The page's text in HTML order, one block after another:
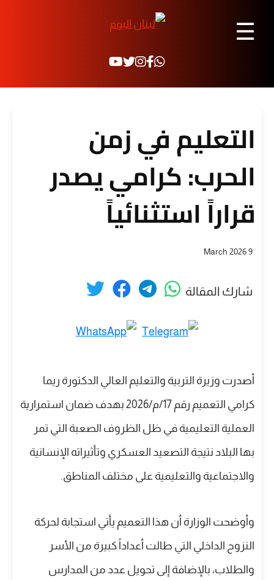
☰
التعليم في زمن
الحرب: كرامي يصدر
قراراً استثنائياً
9 March 2026
شارك المقالة
أصدرت وزيرة التربية والتعليم العالي الدكتورة ريما
كرامي التعميم رقم 17/م/2026 بهدف ضمان استمرارية
العملية التعليمية في ظل الظروف الصعبة التي تمر
بها البلاد نتيجة التصعيد العسكري وتأثيراته الإنسانية
والاجتماعية والتعليمية على مختلف المناطق.
وأوضحت الوزارة أن هذا التعميم يأتي استجابة لحركة
النزوح الداخلي التي طالت أعداداً كبيرة من الأسر
والطلاب، بالإضافة إلى تحويل عدد من المدارس